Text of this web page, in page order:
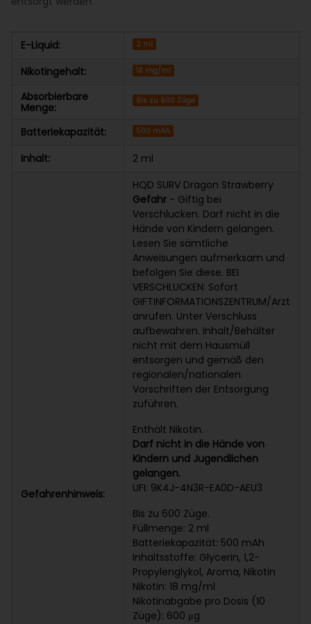
E-Liquid: 2 ml
Nikotingehalt: 18 mg/ml
Absorbierbare
Menge:
Bis zu 600 Züge
Batteriekapazität: 500 mAh
Inhalt: 2 ml
Gefahrenhinweis:
HQD SURV Dragon Strawberry
Gefahr - Giftig bei
Verschlucken. Darf nicht in die
Hände von Kindern gelangen.
Lesen Sie sämtliche
Anweisungen aufmerksam und
befolgen Sie diese. BEI
VERSCHLUCKEN: Sofort
GIFTINFORMATIONSZENTRUM/Arzt
anrufen. Unter Verschluss
aufbewahren. Inhalt/Behälter
nicht mit dem Hausmüll
entsorgen und gemäß den
regionalen/nationalen
Vorschriften der Entsorgung
zuführen.
Enthält Nikotin.
Darf nicht in die Hände von
Kindern und Jugendlichen
gelangen.
UFI: 9K4J-4N3R-EA0D-AEU3
Bis zu 600 Züge.
Füllmenge: 2 ml
Batteriekapazität: 500 mAh
Inhaltsstoffe: Glycerin, 1,2-
Propylenglykol, Aroma, Nikotin
Nikotin: 18 mg/ml
Nikotinabgabe pro Dosis (10
Züge): 600 μg